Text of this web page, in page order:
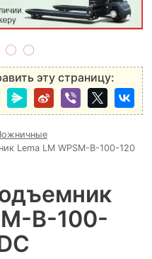
эту страницу:
Lema LM WPSM-B-100-120
B-100-